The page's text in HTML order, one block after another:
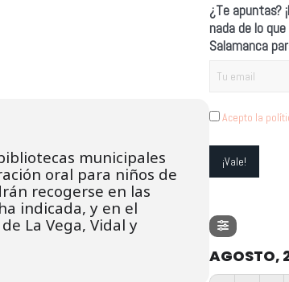
municipales
oral para niños de
recogerse en las
indicada, y en el
de La Vega, Vidal y
¿Te apuntas?
nada de lo
Salamanca
Acepto la
AGOSTO,